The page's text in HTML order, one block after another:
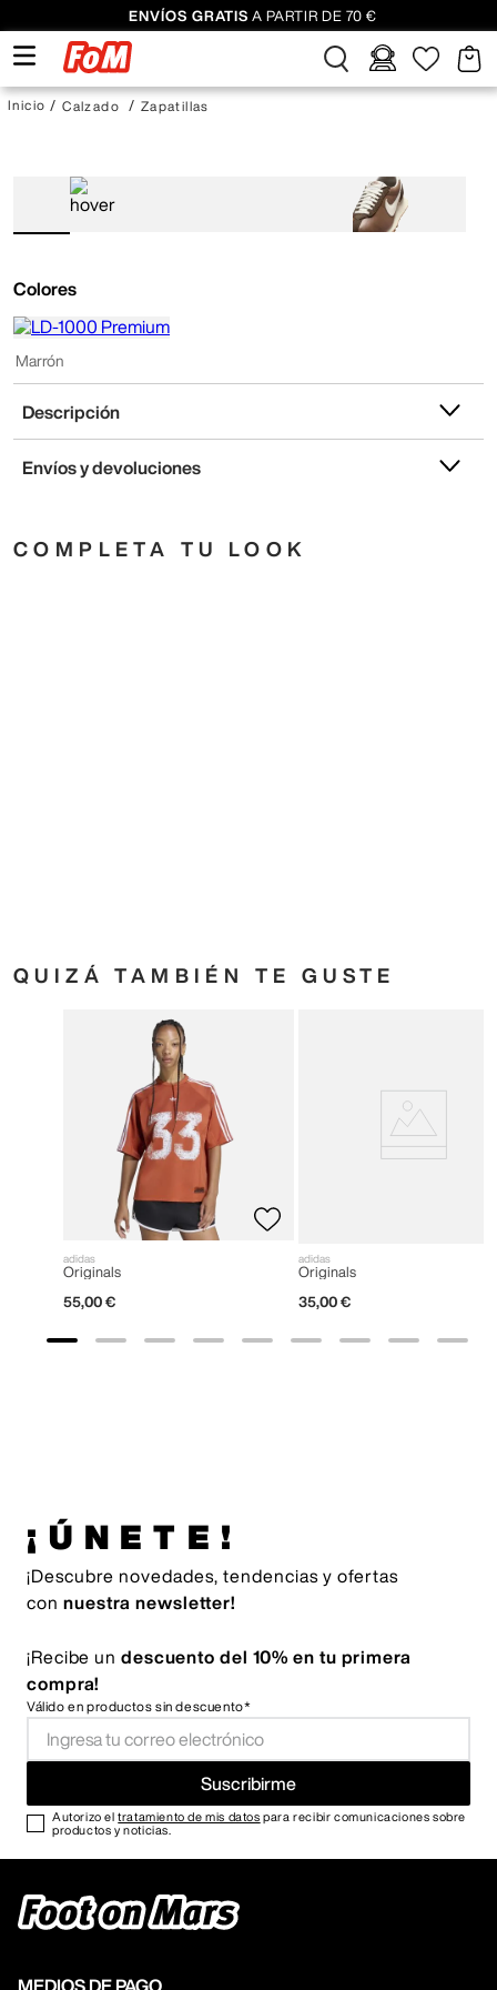
ENVÍOS GRATIS A PARTIR DE 70 €
Calzado Zapatillas
Colores
Marrón
Descripción
Envíos y devoluciones
COMPLETA TU LOOK
QUIZÁ TAMBIÉN TE GUSTE
adidas
Originals
55,00 €
adidas
Originals
35,00 €
¡ÚNETE!
¡Descubre novedades, tendencias y ofertas
con nuestra newsletter!
¡Recibe un descuento del 10% en tu primera
compra!
Válido en productos sin descuento*
Suscribirme
Autorizo eltratamiento de mis datos para recibir comunicaciones sobre
productos y noticias.
MEDIOS DE PAGO